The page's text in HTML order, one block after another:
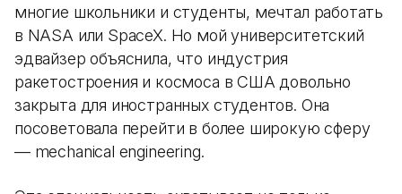
многие школьники и студенты, мечтал работать
в NASA или SpaceX. Но мой университетский
эдвайзер объяснила, что индустрия
ракетостроения и космоса в США довольно
закрыта для иностранных студентов. Она
посоветовала перейти в более широкую сферу
— mechanical engineering.